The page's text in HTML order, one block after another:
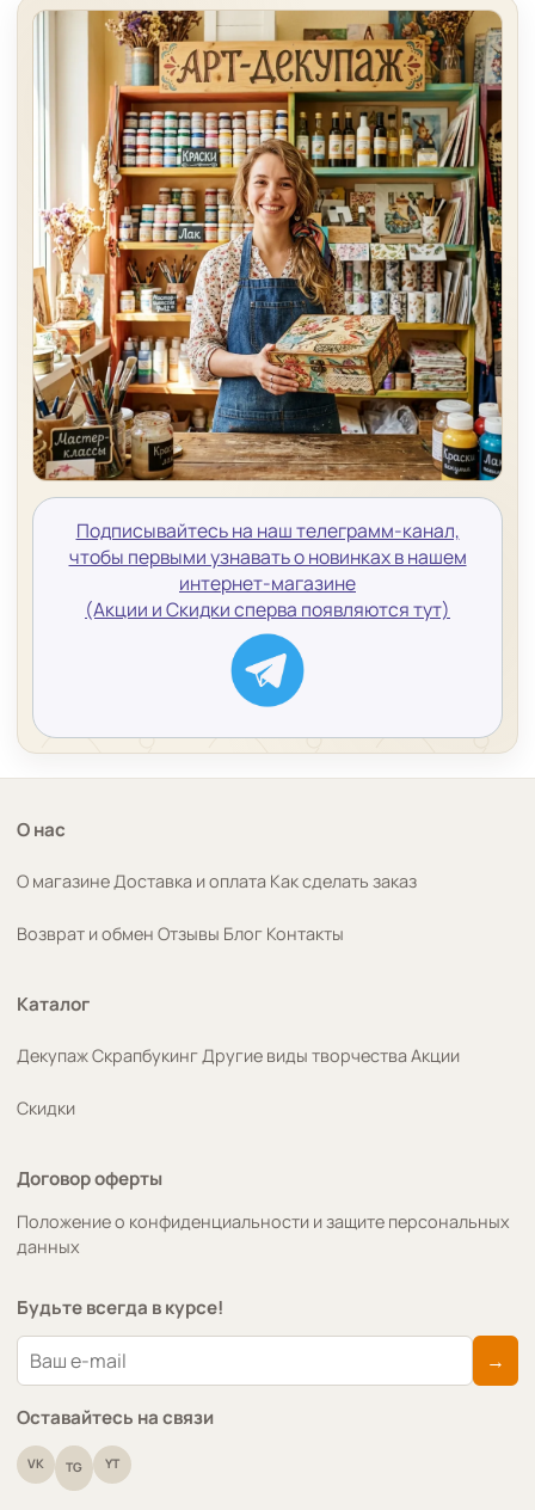
Подписывайтесь на наш телеграмм-канал,
чтобы первыми узнавать о новинках в нашем
интернет-магазине
(Акции и Скидки сперва появляются тут)
О нас
О магазинеДоставка и оплата Как сделать заказ
Возврат и обмен Отзывы Блог Контакты
Каталог
ДекупажСкрапбукингДругие виды творчества Акции
Скидки
Договор оферты
Положение о конфиденциальности и защите персональных
данных
Будьте всегда в курсе!
→
Оставайтесь на связи
VK TG YT